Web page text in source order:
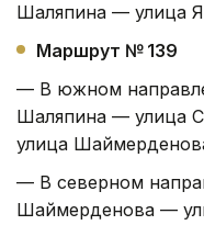
Шаляпина — улица
Маршрут № 139
— В южном
Шаляпина — улица
улица
— В северном
Шаймерденова —